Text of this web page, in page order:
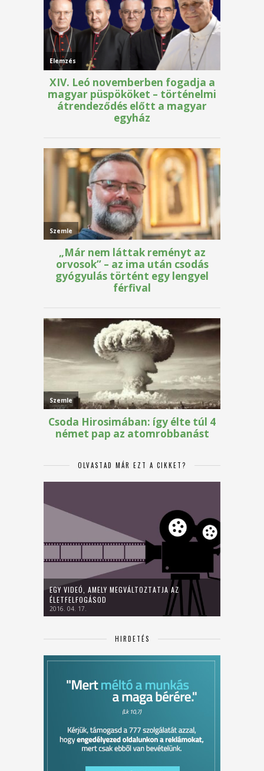
OLVASTAD MÁR EZT A CIKKET?
EGY VIDEÓ, AMELY MEGVÁLTOZTATJA AZ
ÉLETFELFOGÁSOD
2016. 04. 17.
HIRDETÉS